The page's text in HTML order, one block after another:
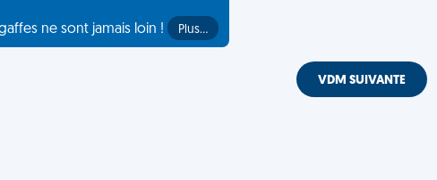
ne sont jamais loin !
Plus…
VDM SUIVANTE